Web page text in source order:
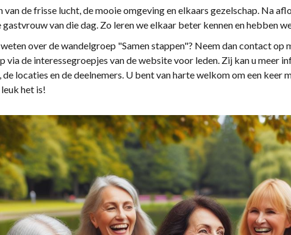
van de frisse lucht, de mooie omgeving en elkaars gezelschap. Na
van die dag. Zo leren we elkaar beter kennen en hebben
over de wandelgroep "Samen stappen"? Neem dan contact op
via de interessegroepjes van de website voor leden. Zij kan u meer
locaties en de deelnemers. U bent van harte welkom om een keer
het is!